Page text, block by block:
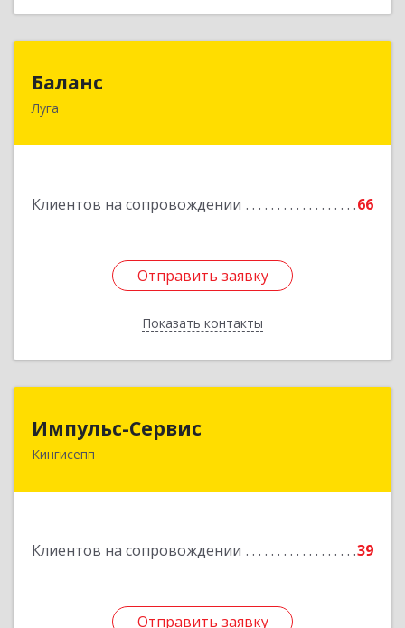
Баланс
Луга
Клиентов на сопровождении 66
Отправить заявку
Показать контакты
188230, Ленинградская обл, Луга г, Урицкого
Отправить заявку
Назад
Импульс-Сервис
Кингисепп
Клиентов на сопровождении 39
Отправить заявку
188480, Ленинградская обл, Кингисеппский р-н,
Отправить заявку